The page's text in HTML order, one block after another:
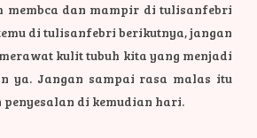
membca dan mampir di tulisanfebri
di tulisanfebri berikutnya, jangan
kulit tubuh kita yang menjadi
ya. Jangan sampai rasa malas itu
di kemudian hari.